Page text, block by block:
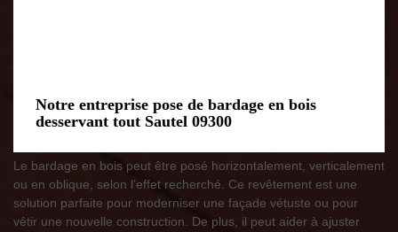
Notre entreprise pose de bardage en bois
desservant tout Sautel 09300
Le bardage en bois peut être posé horizontalement, verticalement
ou en oblique, selon l’effet recherché. Ce revêtement est une
solution parfaite pour moderniser une façade vétuste ou pour
vêtir une nouvelle construction. De plus, il peut aider à ajuster